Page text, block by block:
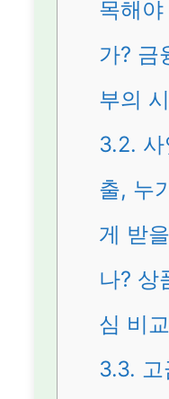
목해
가? 금
부의
3.2.
출, 누
게 받
나? 상
심 비교
3.3.